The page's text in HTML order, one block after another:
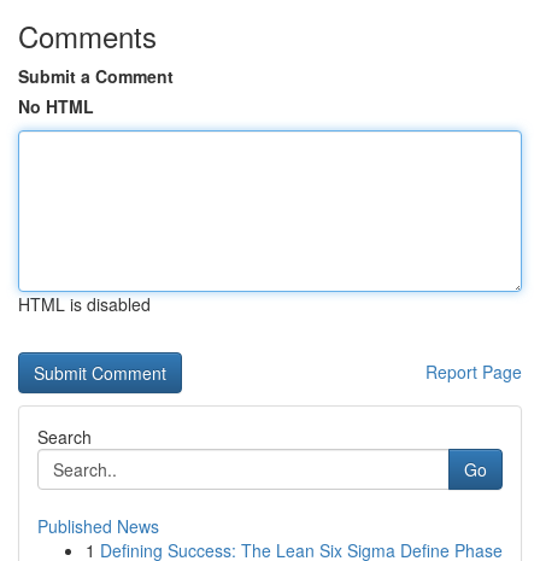
Comments
Submit a Comment
No HTML
HTML is disabled
Report Page
Search
Go
Published News
1 Defining Success: The Lean Six Sigma Define Phase